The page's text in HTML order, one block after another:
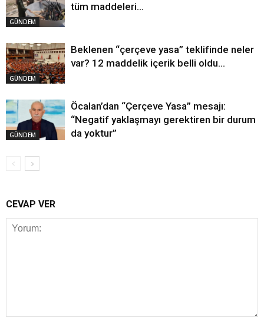
GÜNDEM
tüm maddeleri…
GÜNDEM
Beklenen “çerçeve yasa” teklifinde neler
var? 12 maddelik içerik belli oldu…
GÜNDEM
Öcalan’dan “Çerçeve Yasa” mesajı:
“Negatif yaklaşmayı gerektiren bir durum
da yoktur”
CEVAP VER